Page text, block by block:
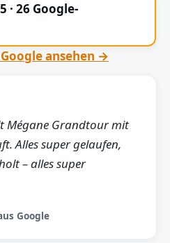
· 26 Google-
ansehen →
Mégane Grandtour mit
Alles super gelaufen,
– alles super
Google